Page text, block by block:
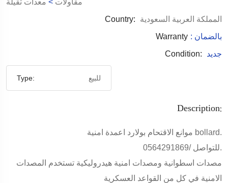
Country:
المملكة العربية السعودية
Warranty
: بالضمان
Condition:
جديد
Type: للبيع
Description:
موانع الاقتحام بولارد اعمدة امنية bollard.
للتواصل /0564291869.
مصدات اسطوانية ومصدات امنية هيدروليكية تستخدم المصدات
الامنية في كل من القواعد العسكرية